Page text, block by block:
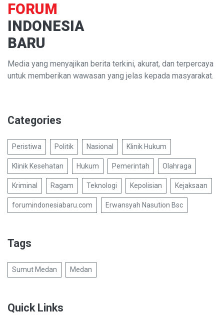
FORUM
INDONESIA
BARU
Media yang menyajikan berita terkini, akurat, dan terpercaya
untuk memberikan wawasan yang jelas kepada masyarakat.
Categories
Peristiwa Politik Nasional Klinik Hukum
Klinik Kesehatan Hukum Pemerintah Olahraga
Kriminal Ragam Teknologi Kepolisian Kejaksaan
forumindonesiabaru.com Erwansyah Nasution Bsc
Tags
Sumut Medan Medan
Quick Links